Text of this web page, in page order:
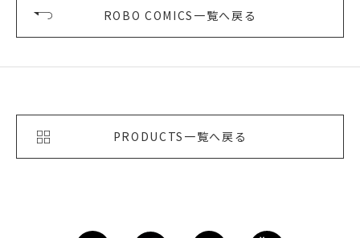
ROBO COMICS一覧へ戻る
PRODUCTS一覧へ戻る